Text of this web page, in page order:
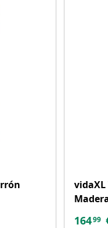
vidaXL
16499